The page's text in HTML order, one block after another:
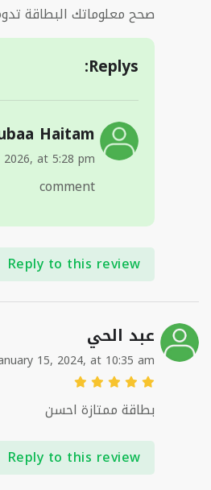
صحح معلوماتك البطاقة تدوم 6
Replys:
Haitam
at 5:28 pm
comment
Reply to this review
عبد الحي
15, 2024, at 10:35 am
بطاقة ممتازة احسن
Reply to this review